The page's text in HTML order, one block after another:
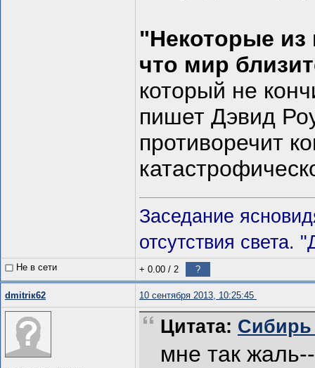
"Некоторые
что мир
который не
пишет Дэвид
противоречит
Заседание
отсутствия
Не в сети + 0.00 / 2 ?
dmitriк62 10 сентября 2013, 10:25:45
Цитата: Сибирь
мне так